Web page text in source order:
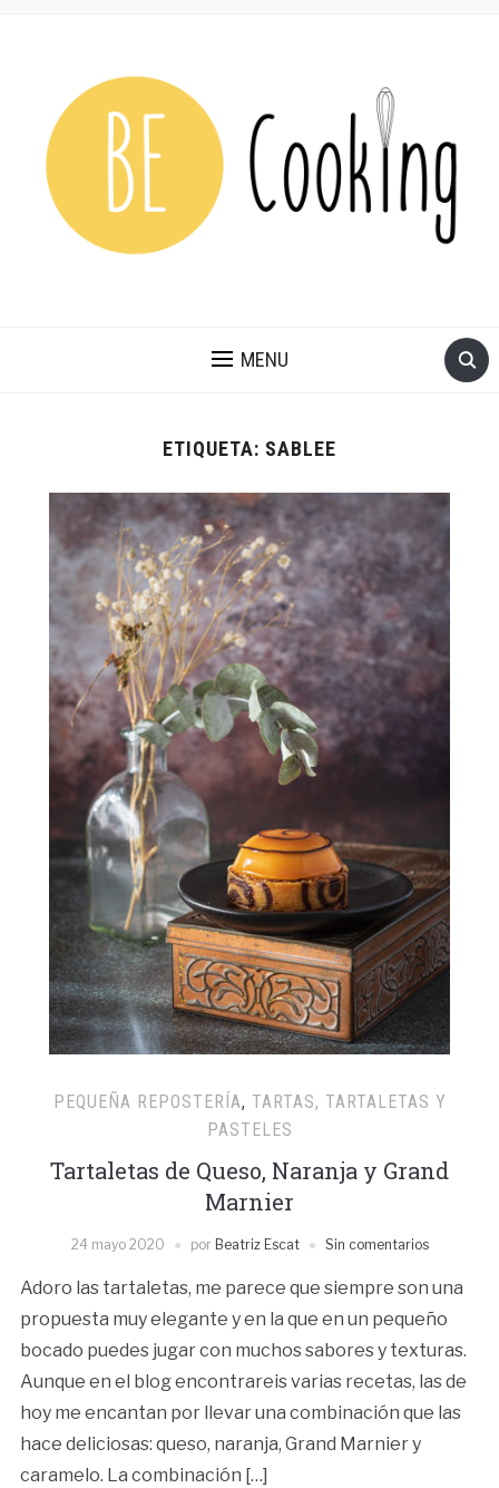
MENU
ETIQUETA: SABLEE
PEQUEÑA REPOSTERÍA, TARTAS, TARTALETAS Y
PASTELES
Tartaletas de Queso, Naranja y Grand
Marnier
24 mayo 2020 por Beatriz Escat Sin comentarios
Adoro las tartaletas, me parece que siempre son una
propuesta muy elegante y en la que en un pequeño
bocado puedes jugar con muchos sabores y texturas.
Aunque en el blog encontrareis varias recetas, las de
hoy me encantan por llevar una combinación que las
hace deliciosas: queso, naranja, Grand Marnier y
caramelo. La combinación […]